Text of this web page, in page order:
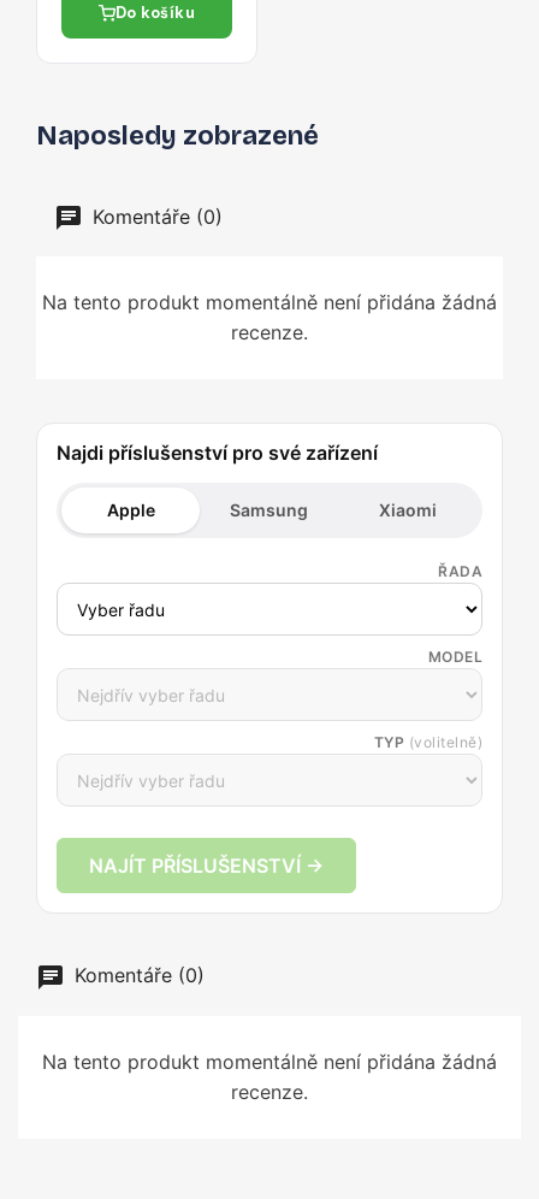
Do košíku
Naposledy zobrazené
Komentáře (0)
Na tento produkt momentálně není přidána žádná
recenze.
Najdi příslušenství pro své zařízení
Apple Samsung Xiaomi
ŘADA
MODEL
TYP (volitelně)
NAJÍT PŘÍSLUŠENSTVÍ →
Komentáře (0)
Na tento produkt momentálně není přidána žádná
recenze.